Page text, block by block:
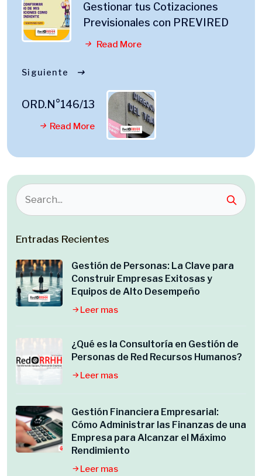
Gestionar tus Cotizaciones
Previsionales con PREVIRED
Read More
Siguiente
ORD.N°146/13
Read More
Entradas Recientes
Gestión de Personas: La Clave para
Construir Empresas Exitosas y
Equipos de Alto Desempeño
Leer mas
¿Qué es la Consultoría en Gestión de
Personas de Red Recursos Humanos?
Leer mas
Gestión Financiera Empresarial:
Cómo Administrar las Finanzas de una
Empresa para Alcanzar el Máximo
Rendimiento
Leer mas